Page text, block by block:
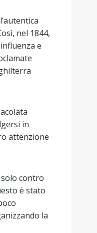
nel 1844,
e
in
attenzione
contro
è stato
la